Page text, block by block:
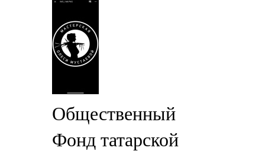
Общественный
Фонд татарской